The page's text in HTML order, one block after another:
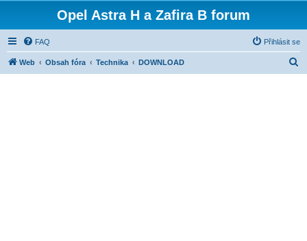
Opel Astra H a Zafira B forum
FAQ Přihlásit se
Web Obsah fóra Technika DOWNLOAD